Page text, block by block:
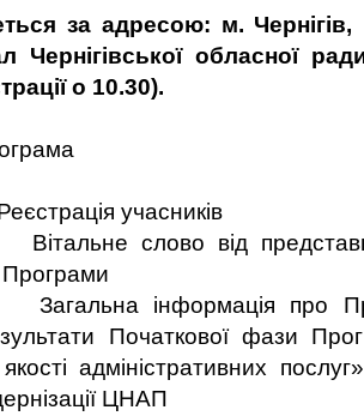
за адресою: м.
Чернігівської обласної
о 10.30).
учасників
слово від
інформація про
Початкової фази
адміністративних
ЦНАП